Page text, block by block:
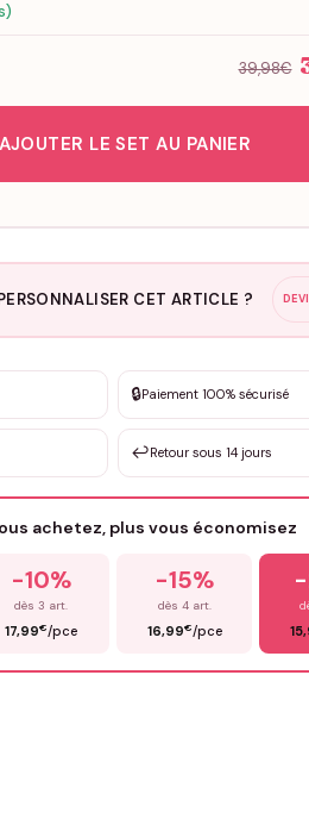
39,98€
LE SET AU PANIER
CET ARTICLE ?
mesure
de 3 à 10€ selon la demande
🔒Paiement 100% sécurisé
↩️Retour sous 14 jours
achetez, plus vous économisez
-10%
dès 3 art.
17,99€/pce
-15%
dès 4 art.
16,99€/pce